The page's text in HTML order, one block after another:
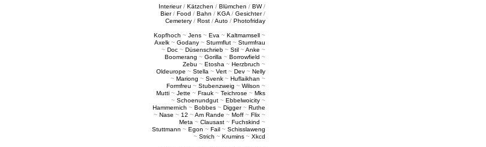
Interieur/ Kätzchen / Blümchen / BW/
Bier/ Food / Bahn / KGA / Gesichter/
Cemetery / Rost /Auto / Photofriday
Kopfhoch ~ Jens ~ Eva ~ Kaltmamsell ~
Axelk ~ Godany ~ Sturmflut ~ Sturmfrau
~ Doc ~ Düsenschrieb ~ Stil ~Anke ~
Boomerang ~ Gorilla ~ Borrowfield ~
Zebu ~ Etosha ~ Herzbruch ~
Oldeurope ~ Stella ~ Vert ~ Dev ~ Nelly
~ Mariong ~ Svenk ~ Huflaikhan ~
Formfreu ~ Stubenzweig ~ Wilson ~
Mutti ~ Jette ~ Frauk ~ Teichrose ~ Mks
~ Schoenundgut ~ Ebbelwoicity ~
Hammernich ~ Bobbes ~ Digger~ Ruthe
~ Nase ~ 12 ~Am Rande ~ Moff ~ Flix ~
Meta ~ Clausast ~ Fuchskind ~
Stuttmann ~ Egon ~ Fail ~ Schisslaweng
~ Strich ~ Krumins ~ Xkcd